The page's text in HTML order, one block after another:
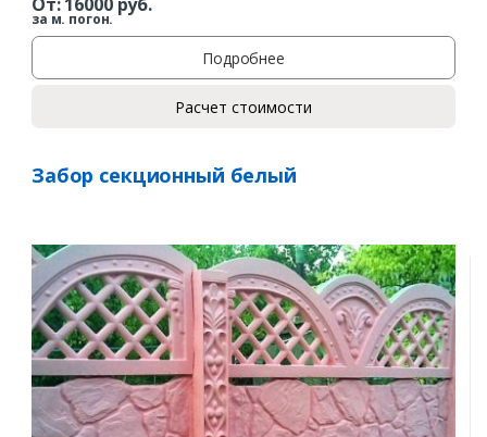
за м. погон.
Подробнее
Расчет стоимости
Забор секционный белый